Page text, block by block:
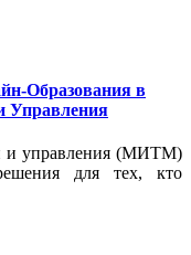
Образования в
Управления
и управления (МИТМ)
для тех, кто